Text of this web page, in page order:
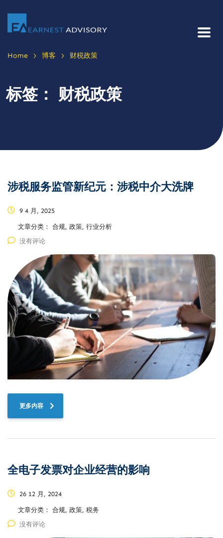
Home > 博客 > 财税政策
标签： 财税政策
涉税服务监管新纪元：涉税中介大洗牌
9 4 月, 2025
文章分类： 合规, 政策, 行业分析
没有评论
更多内容
全电子发票对企业经营的影响
26 12 月, 2024
文章分类： 合规, 政策, 税务
没有评论